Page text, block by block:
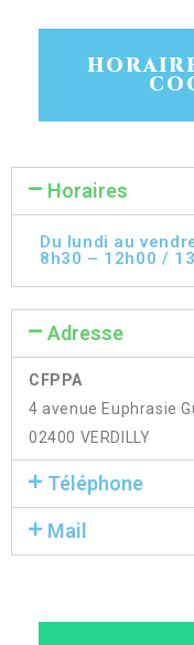
Horaires
Du lundi au
8h30 – 12h00 /
Adresse
CFPPA
4 avenue Euphrasie
02400 VERDILLY
Téléphone
Mail